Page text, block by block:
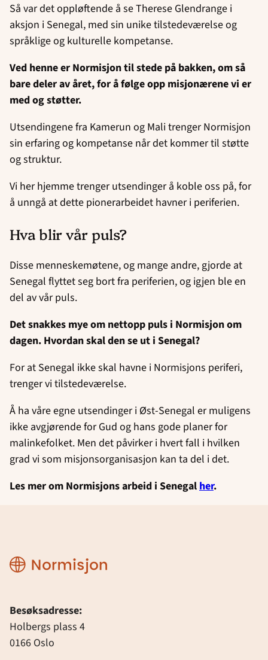
Så var det oppløftende å se Therese Glendrange i
aksjon i Senegal, med sin unike tilstedeværelse og
språklige og kulturelle kompetanse.
Ved henne er Normisjon til stede på bakken, om så
bare deler av året, for å følge opp misjonærene vi er
med og støtter.
Utsendingene fra Kamerun og Mali trenger Normisjon
sin erfaring og kompetanse når det kommer til støtte
og struktur.
Vi her hjemme trenger utsendinger å koble oss på, for
å unngå at dette pionerarbeidet havner i periferien.
Hva blir vår puls?
Disse menneskemøtene, og mange andre, gjorde at
Senegal flyttet seg bort fra periferien, og igjen ble en
del av vår puls.
Det snakkes mye om nettopp puls i Normisjon om
dagen. Hvordan skal den se ut i Senegal?
For at Senegal ikke skal havne i Normisjons periferi,
trenger vi tilstedeværelse.
Å ha våre egne utsendinger i Øst-Senegal er muligens
ikke avgjørende for Gud og hans gode planer for
malinkefolket. Men det påvirker i hvert fall i hvilken
grad vi som misjonsorganisasjon kan ta del i det.
Les mer om Normisjons arbeid i Senegal her.
Normisjon
Besøksadresse:
Holbergs plass 4
0166 Oslo